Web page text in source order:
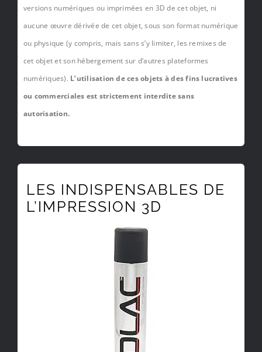
versions numériques ou imprimées en 3D de cet objet, ni
aucune œuvre dérivée de cet objet, sous son format numérique
ou physique (y compris, mais sans s’y limiter, les remixes de
cet objet et son hébergement sur d’autres plateformes
numériques). L’utilisation de ces objets à des fins lucratives
ou commerciales est strictement interdite sans
autorisation.
LES INDISPENSABLES DE
L’IMPRESSION 3D